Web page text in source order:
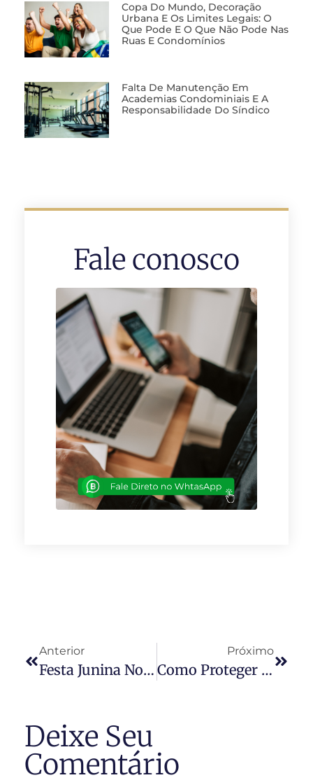
Copa Do Mundo, Decoração
Urbana E Os Limites Legais: O
Que Pode E O Que Não Pode Nas
Ruas E Condomínios
Falta De Manutenção Em
Academias Condominiais E A
Responsabilidade Do Síndico
Fale conosco
Anterior
Festa Junina No Condomínio: Como Organizar E Quais As Regras De Convivência
Próximo
Como Proteger O Seu Condomínio Contra Invasões
Deixe Seu
Comentário